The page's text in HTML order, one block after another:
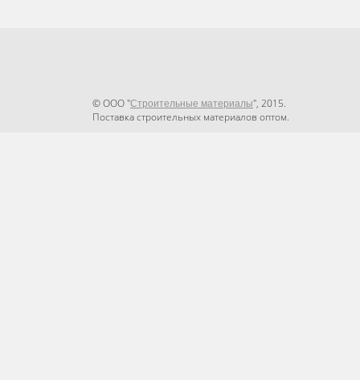
© ООО "Строительные материалы", 2015.
Поставка строительных материалов оптом.